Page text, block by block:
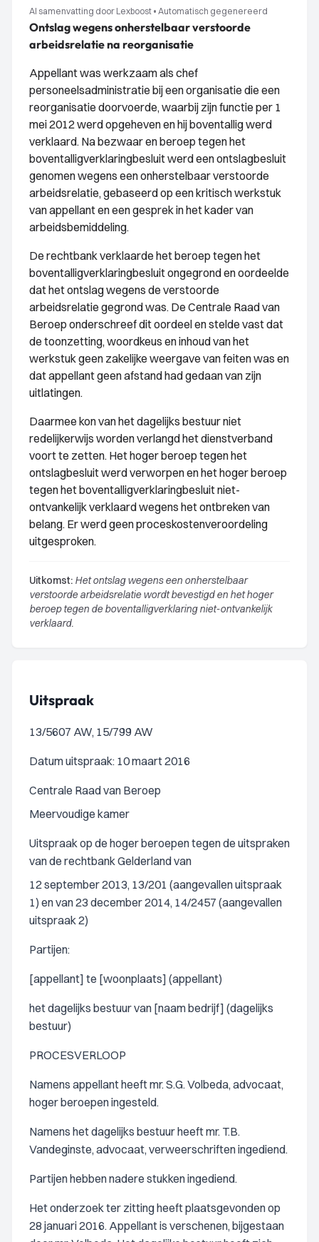
AI samenvatting door Lexboost • Automatisch gegenereerd
Ontslag wegens onherstelbaar verstoorde
arbeidsrelatie na reorganisatie
Appellant was werkzaam als chef
personeelsadministratie bij een organisatie die een
reorganisatie doorvoerde, waarbij zijn functie per 1
mei 2012 werd opgeheven en hij boventallig werd
verklaard. Na bezwaar en beroep tegen het
boventalligverklaringbesluit werd een ontslagbesluit
genomen wegens een onherstelbaar verstoorde
arbeidsrelatie, gebaseerd op een kritisch werkstuk
van appellant en een gesprek in het kader van
arbeidsbemiddeling.
De rechtbank verklaarde het beroep tegen het
boventalligverklaringbesluit ongegrond en oordeelde
dat het ontslag wegens de verstoorde
arbeidsrelatie gegrond was. De Centrale Raad van
Beroep onderschreef dit oordeel en stelde vast dat
de toonzetting, woordkeus en inhoud van het
werkstuk geen zakelijke weergave van feiten was en
dat appellant geen afstand had gedaan van zijn
uitlatingen.
Daarmee kon van het dagelijks bestuur niet
redelijkerwijs worden verlangd het dienstverband
voort te zetten. Het hoger beroep tegen het
ontslagbesluit werd verworpen en het hoger beroep
tegen het boventalligverklaringbesluit niet-
ontvankelijk verklaard wegens het ontbreken van
belang. Er werd geen proceskostenveroordeling
uitgesproken.
Uitkomst: Het ontslag wegens een onherstelbaar
verstoorde arbeidsrelatie wordt bevestigd en het hoger
beroep tegen de boventalligverklaring niet-ontvankelijk
verklaard.
Uitspraak
13/5607 AW, 15/799 AW
Datum uitspraak: 10 maart 2016
Centrale Raad van Beroep
Meervoudige kamer
Uitspraak op de hoger beroepen tegen de uitspraken
van de rechtbank Gelderland van
12 september 2013, 13/201 (aangevallen uitspraak
1) en van 23 december 2014, 14/2457 (aangevallen
uitspraak 2)
Partijen:
[appellant] te [woonplaats] (appellant)
het dagelijks bestuur van [naam bedrijf] (dagelijks
bestuur)
PROCESVERLOOP
Namens appellant heeft mr. S.G. Volbeda, advocaat,
hoger beroepen ingesteld.
Namens het dagelijks bestuur heeft mr. T.B.
Vandeginste, advocaat, verweerschriften ingediend.
Partijen hebben nadere stukken ingediend.
Het onderzoek ter zitting heeft plaatsgevonden op
28 januari 2016. Appellant is verschenen, bijgestaan